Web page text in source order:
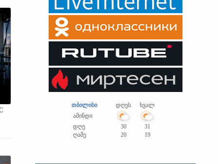
თბილისი დღეს
ხვალ
ამინდი
დღე
30
31
ღამე
20 19